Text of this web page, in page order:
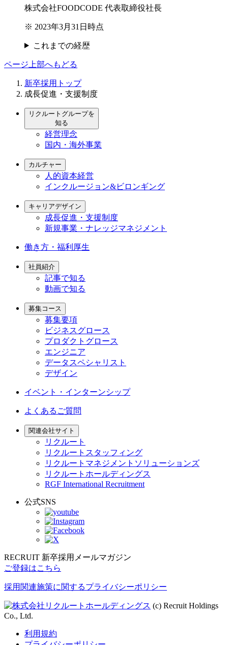
株式会社FOODCODE 代表取締役社長
※ 2023年3月31日時点
これまでの経歴
ページ上部へもどる
新卒採用トップ
成長促進・支援制度
リクルートグループを
知る
経営理念
国内・海外事業
カルチャー
人的資本経営
インクルージョン&ビロンギング
キャリアデザイン
成長促進・支援制度
新規事業・ナレッジマネジメント
働き方・福利厚生
社員紹介
記事で知る
動画で知る
募集コース
募集要項
ビジネスグロース
プロダクトグロース
エンジニア
データスペシャリスト
デザイン
イベント・インターンシップ
よくあるご質問
関連会社サイト
リクルート
リクルートスタッフィング
リクルートマネジメントソリューションズ
リクルートホールディングス
RGF International Recruitment
公式SNS
RECRUIT 新卒採用メールマガジン
ご登録はこちら
採用関連施策に関するプライバシーポリシー
(c) Recruit Holdings
Co., Ltd.
利用規約